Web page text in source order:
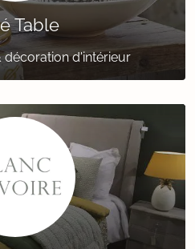
Table
décoration d'intérieur